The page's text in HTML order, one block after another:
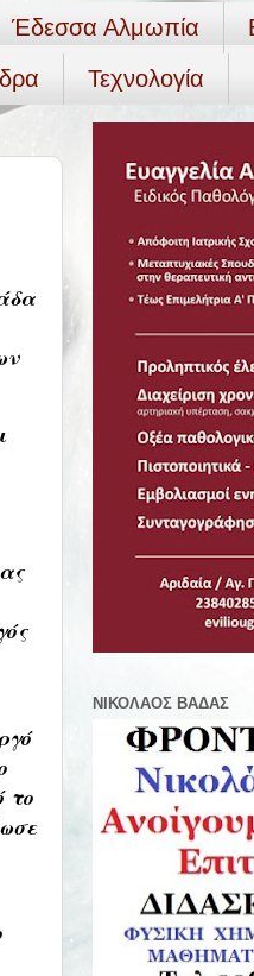
Έδεσσα Αλμωπία
Τεχνολογία
το
ΝΙΚΟΛΑΟΣ ΒΑΔΑΣ